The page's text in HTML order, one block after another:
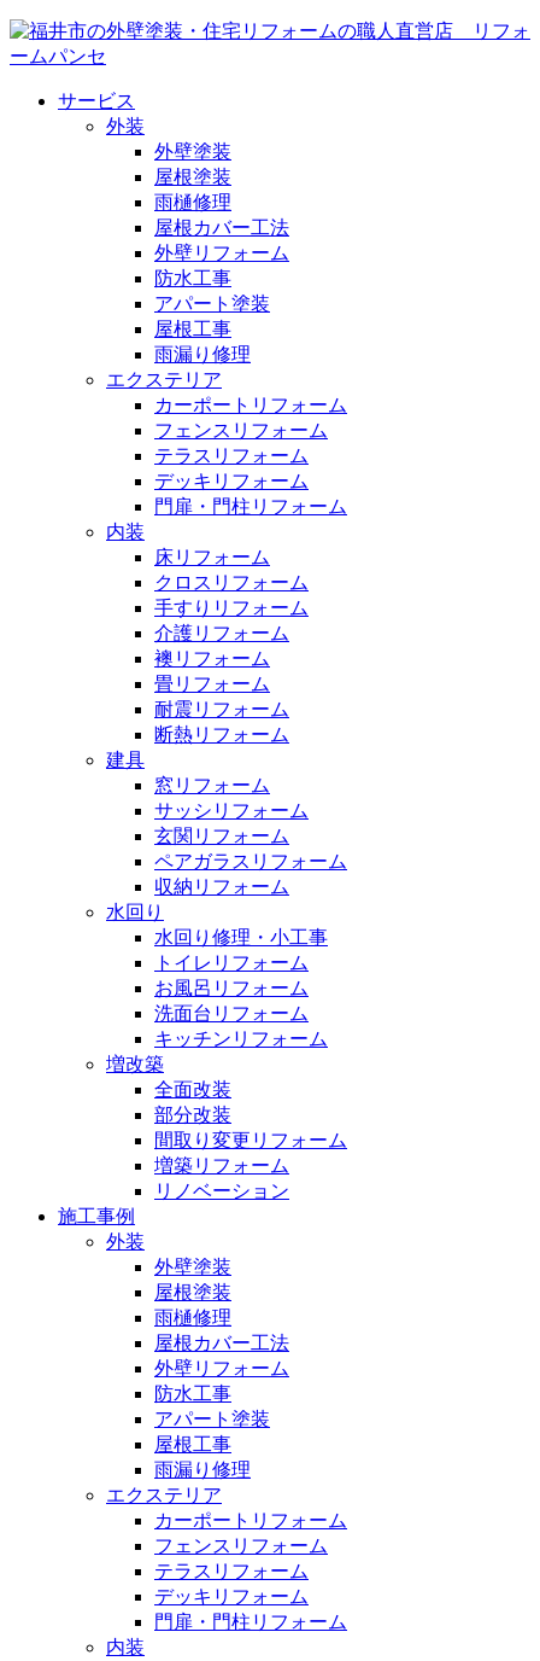
サービス
外装
外壁塗装
屋根塗装
雨樋修理
屋根カバー工法
外壁リフォーム
防水工事
アパート塗装
屋根工事
雨漏り修理
エクステリア
カーポートリフォーム
フェンスリフォーム
テラスリフォーム
デッキリフォーム
門扉・門柱リフォーム
内装
床リフォーム
クロスリフォーム
手すりリフォーム
介護リフォーム
襖リフォーム
畳リフォーム
耐震リフォーム
断熱リフォーム
建具
窓リフォーム
サッシリフォーム
玄関リフォーム
ペアガラスリフォーム
収納リフォーム
水回り
水回り修理・小工事
トイレリフォーム
お風呂リフォーム
洗面台リフォーム
キッチンリフォーム
増改築
全面改装
部分改装
間取り変更リフォーム
増築リフォーム
リノベーション
施工事例
外装
外壁塗装
屋根塗装
雨樋修理
屋根カバー工法
外壁リフォーム
防水工事
アパート塗装
屋根工事
雨漏り修理
エクステリア
カーポートリフォーム
フェンスリフォーム
テラスリフォーム
デッキリフォーム
門扉・門柱リフォーム
内装